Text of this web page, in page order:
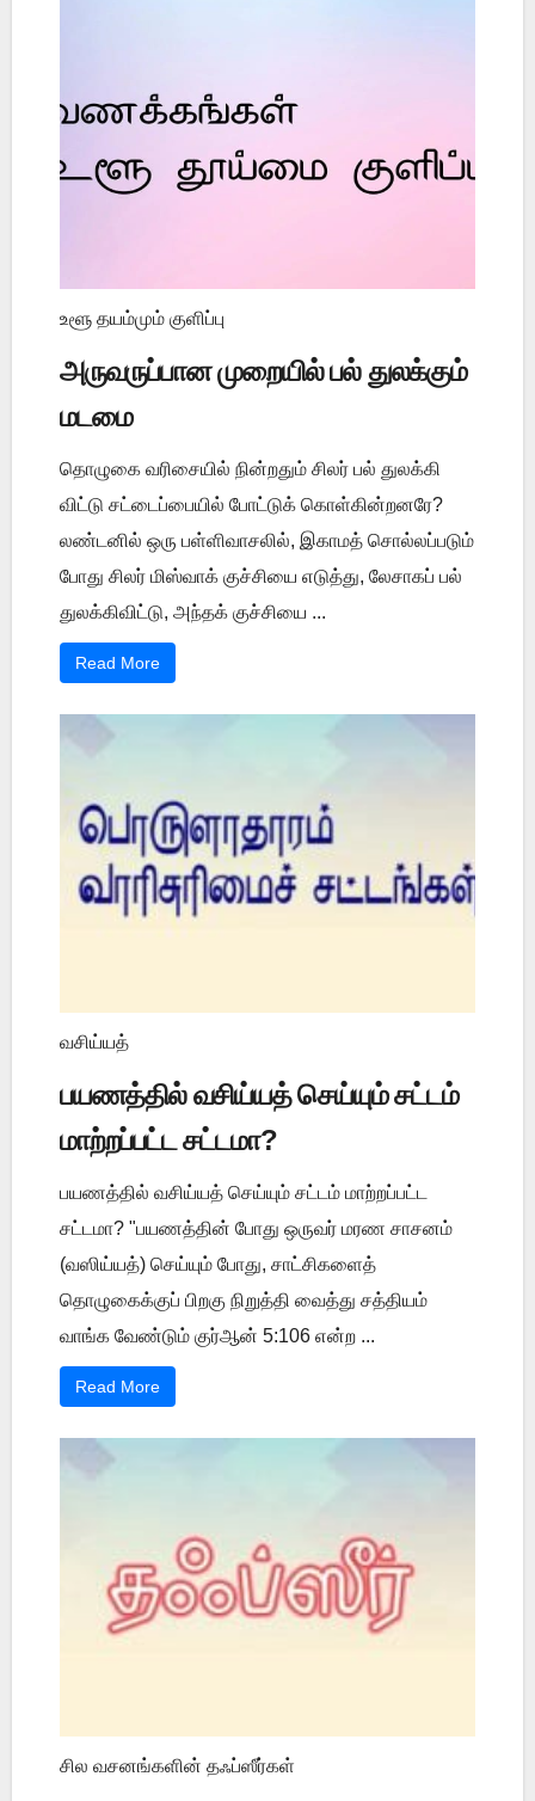
உளூ தயம்மும் குளிப்பு
அருவருப்பான முறையில் பல் துலக்கும்
மடமை
தொழுகை வரிசையில் நின்றதும் சிலர் பல் துலக்கி
விட்டு சட்டைப்பையில் போட்டுக் கொள்கின்றனரே?
லண்டனில் ஒரு பள்ளிவாசலில், இகாமத் சொல்லப்படும்
போது சிலர் மிஸ்வாக் குச்சியை எடுத்து, லேசாகப் பல்
துலக்கிவிட்டு, அந்தக் குச்சியை ...
Read More
வசிய்யத்
பயணத்தில் வசிய்யத் செய்யும் சட்டம்
மாற்றப்பட்ட சட்டமா?
பயணத்தில் வசிய்யத் செய்யும் சட்டம் மாற்றப்பட்ட
சட்டமா? "பயணத்தின் போது ஒருவர் மரண சாசனம்
(வஸிய்யத்) செய்யும் போது, சாட்சிகளைத்
தொழுகைக்குப் பிறகு நிறுத்தி வைத்து சத்தியம்
வாங்க வேண்டும் குர்ஆன் 5:106 என்ற ...
Read More
சில வசனங்களின் தஃப்ஸீர்கள்